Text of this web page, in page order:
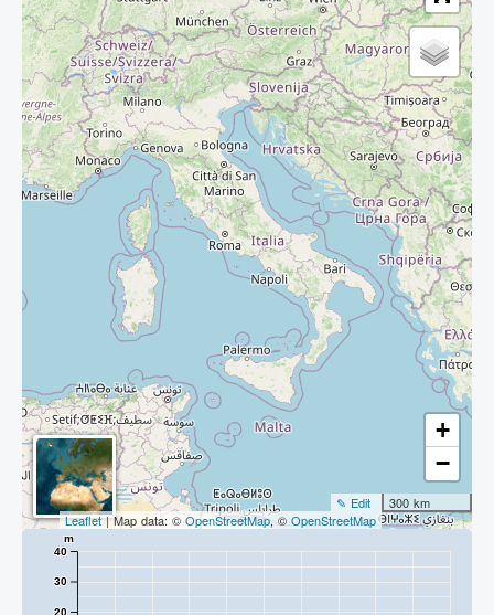
+
−
300 km
✎ Edit
Leaflet| Map data: © OpenStreetMap, © OpenStreetMap
20
30
40
m